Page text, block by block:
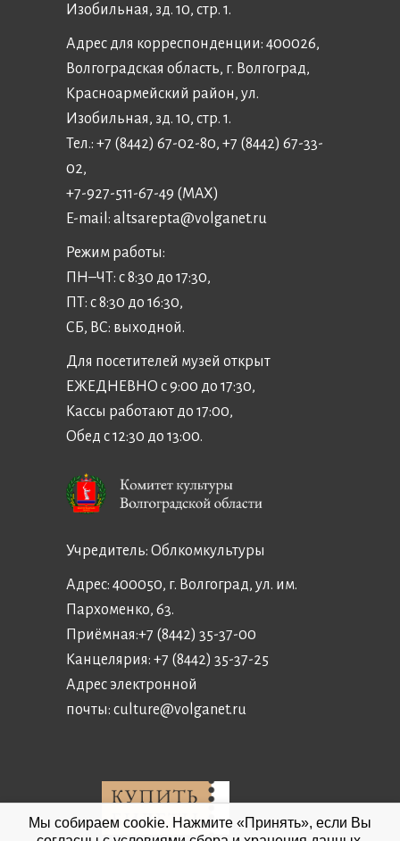
Изобильная, зд. 10, стр. 1.
Адрес для корреспонденции: 400026,
Волгоградская область, г. Волгоград,
Красноармейский район, ул.
Изобильная, зд. 10, стр. 1.
Тел.: +7 (8442) 67-02-80, +7 (8442) 67-33-
02,
+7-927-511-67-49 (MAX)
E-mail: altsarepta@volganet.ru
Режим работы:
ПН–ЧТ: с 8:30 до 17:30,
ПТ: с 8:30 до 16:30,
СБ, ВС: выходной.
Для посетителей музей открыт
ЕЖЕДНЕВНО с 9:00 до 17:30,
Кассы работают до 17:00,
Обед с 12:30 до 13:00.
Учредитель: Облкомкультуры
Адрес: 400050, г. Волгоград, ул. им.
Пархоменко, 63.
Приёмная:+7 (8442) 35-37-00
Канцелярия: +7 (8442) 35-37-25
Адрес электронной
почты: culture@volganet.ru
Мы собираем cookie. Нажмите «Принять», если Вы